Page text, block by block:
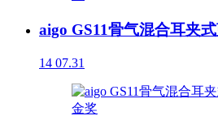
aigo GS11骨气混合耳夹
14 07.31